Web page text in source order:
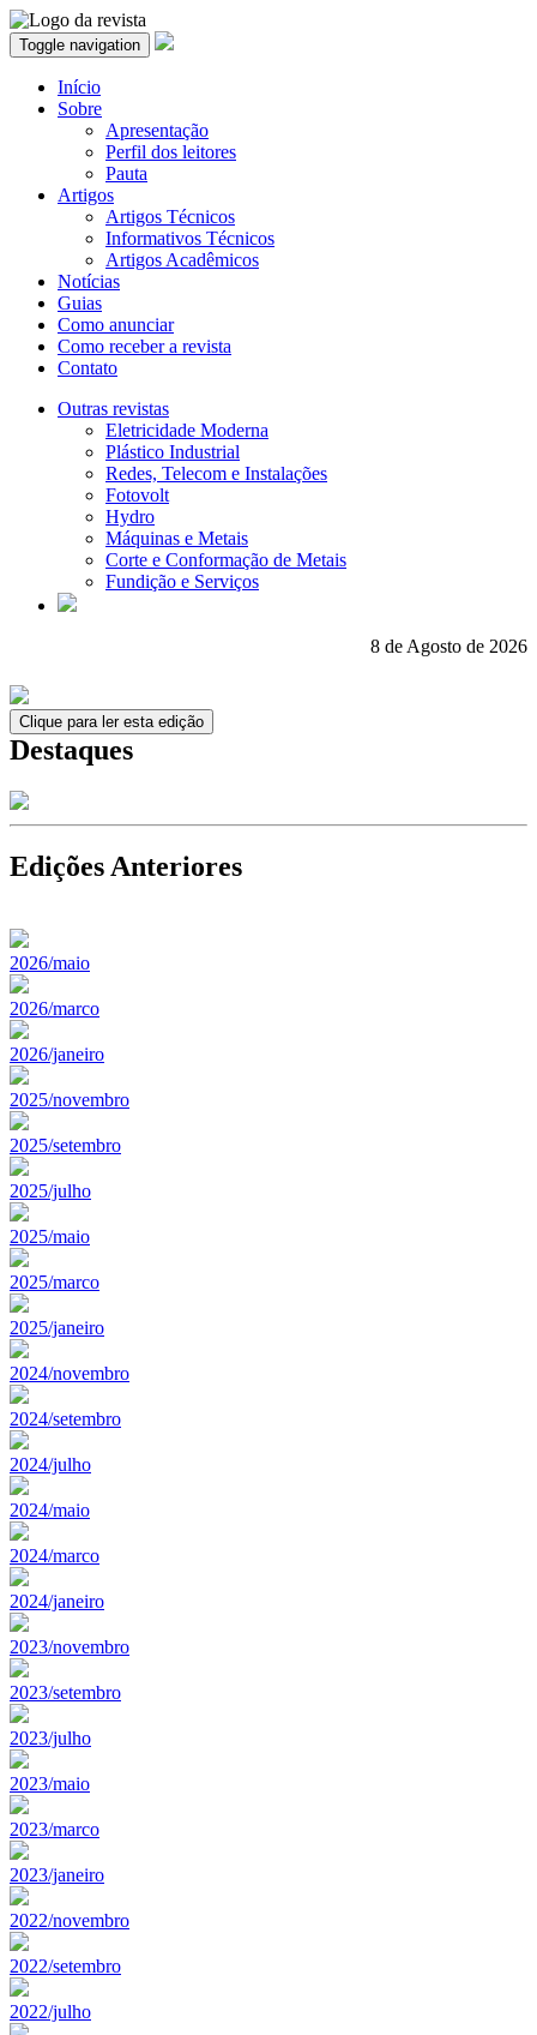
Toggle navigation
Início
Sobre
Apresentação
Perfil dos leitores
Pauta
Artigos
Artigos Técnicos
Informativos Técnicos
Artigos Acadêmicos
Notícias
Guias
Como anunciar
Como receber a revista
Contato
Outras revistas
Eletricidade Moderna
Plástico Industrial
Redes, Telecom e Instalações
Fotovolt
Hydro
Máquinas e Metais
Corte e Conformação de Metais
Fundição e Serviços
8 de Agosto de 2026
Clique para ler esta edição
Destaques
Edições Anteriores
2026/maio
2026/marco
2026/janeiro
2025/novembro
2025/setembro
2025/julho
2025/maio
2025/marco
2025/janeiro
2024/novembro
2024/setembro
2024/julho
2024/maio
2024/marco
2024/janeiro
2023/novembro
2023/setembro
2023/julho
2023/maio
2023/marco
2023/janeiro
2022/novembro
2022/setembro
2022/julho